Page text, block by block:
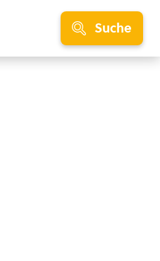
Suche